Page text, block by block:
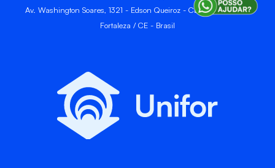
Av. Washington Soares, 1321 - Edson Queiroz - CEP 60811-905 -
Fortaleza / CE - Brasil